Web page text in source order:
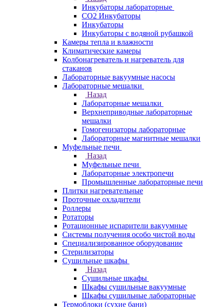
Инкубаторы лабораторные
CO2 Инкубаторы
Инкубаторы
Инкубаторы с водяной рубашкой
Камеры тепла и влажности
Климатические камеры
Колбонагреватель и нагреватель для
стаканов
Лабораторные вакуумные насосы
Лабораторные мешалки
Назад
Лабораторные мешалки
Верхнеприводные лабораторные
мешалки
Гомогенизаторы лабораторные
Лабораторные магнитные мешалки
Муфельные печи
Назад
Муфельные печи
Лабораторные электропечи
Промышленные лабораторные печи
Плитки нагревательные
Проточные охладители
Роллеры
Ротаторы
Ротационные испарители вакуумные
Системы получения особо чистой воды
Специализированное оборудование
Стерилизаторы
Сушильные шкафы
Назад
Сушильные шкафы
Шкафы сушильные вакуумные
Шкафы сушильные лабораторные
Термоблоки (сухие бани)